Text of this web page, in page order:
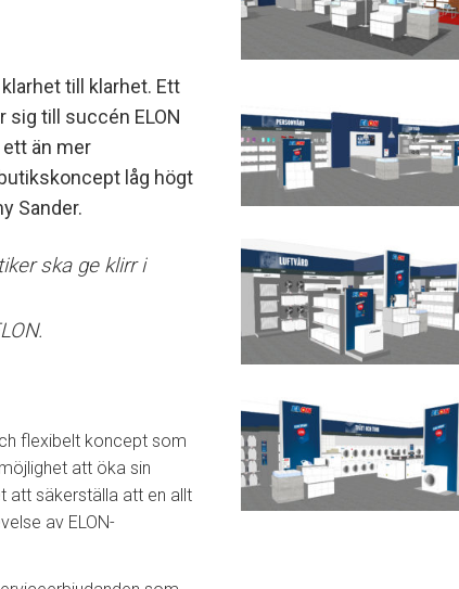
till klarhet. Ett
sig till succén ELON
ett än mer
låg högt
Sander.
ska ge klirr i
flexibelt koncept som
att öka sin
att säkerställa att en allt
av ELON-